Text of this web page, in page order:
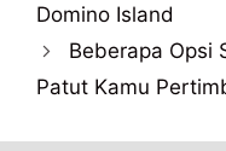
Domino Island
Beberapa Opsi
Patut Kamu